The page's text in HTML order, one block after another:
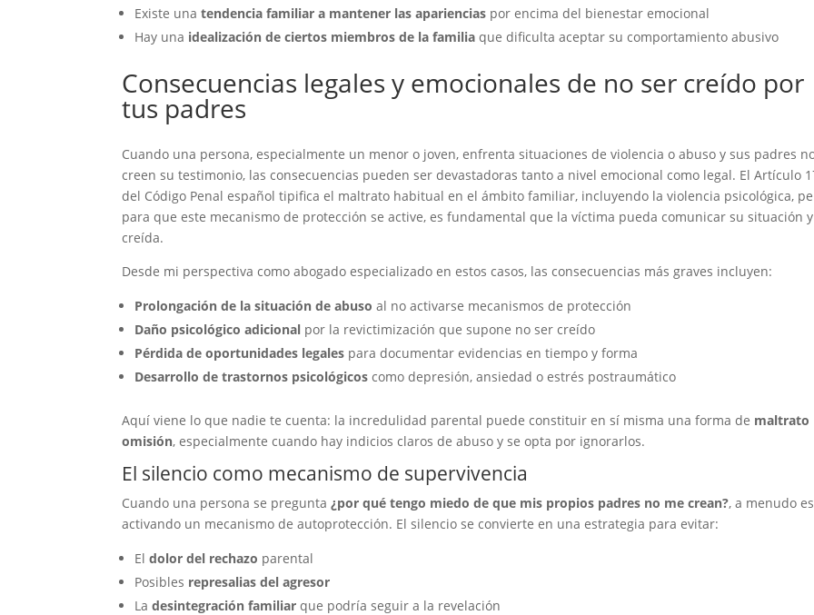
Existe unatendencia familiar a mantener las apariencias por encima del bienestar emocional
Hay una idealización de ciertos miembros de la familia que dificulta aceptar su comportamiento abusivo
Consecuencias legales y emocionales de no ser creído por
tus padres
Cuando una persona, especialmente un menor o joven, enfrenta situaciones de violencia o abuso y sus padres
creen su testimonio, las consecuencias pueden ser devastadoras tanto a nivel emocional como legal. El Artículo
del Código Penal español tipifica el maltrato habitual en el ámbito familiar, incluyendo la violencia psicológica,
para que este mecanismo de protección se active, es fundamental que la víctima pueda comunicar su situación
creída.
Desde mi perspectiva como abogado especializado en estos casos, las consecuencias más graves incluyen:
Prolongación de la situación de abuso al no activarse mecanismos de protección
Daño psicológico adicional por la revictimización que supone no ser creído
Pérdida de oportunidades legales para documentar evidencias en tiempo y forma
Desarrollo de trastornos psicológicos como depresión, ansiedad o estrés postraumático
Aquí viene lo que nadie te cuenta: la incredulidad parental puede constituir en sí misma una forma de maltrato
omisión, especialmente cuando hay indicios claros de abuso y se opta por ignorarlos.
El silencio como mecanismo de supervivencia
Cuando una persona se pregunta¿por qué tengo miedo de que mis propios padres no me crean?, a menudo
activando un mecanismo de autoprotección. El silencio se convierte en una estrategia para evitar:
Eldolor del rechazo parental
Posibles represalias del agresor
Ladesintegración familiar que podría seguir a la revelación